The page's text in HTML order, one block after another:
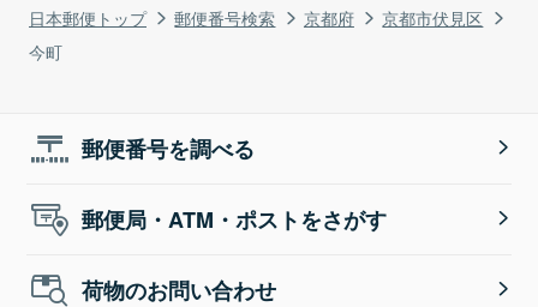
日本郵便トップ 郵便番号検索 京都府
京都市伏見区
今町
郵便番号を調べる
郵便局・ATM・ポストをさがす
荷物のお問い合わせ